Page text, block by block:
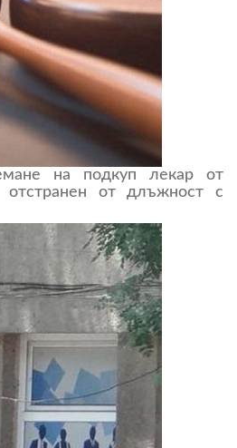
на подкуп лекар от
от длъжност с